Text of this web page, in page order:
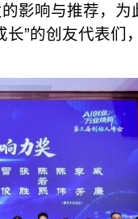
影响与推荐，
”的创友代表们